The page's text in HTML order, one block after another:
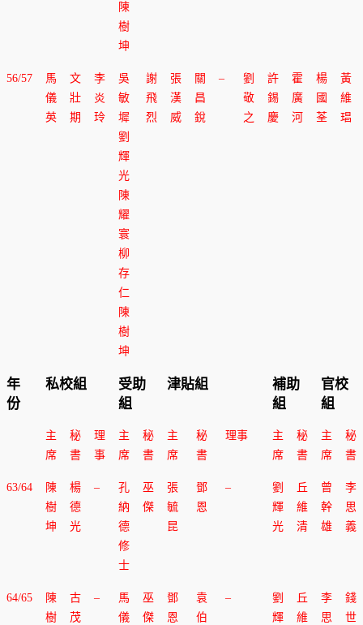
陳
樹
坤
56/57
馬
儀
英
文
壯
期
李
炎
玲
吳
敏
墀
劉
輝
光
陳
耀
寰
柳
存
仁
陳
樹
坤
謝
飛
烈
張
漢
威
關
昌
銳
–
劉
敬
之
許
錫
慶
霍
廣
河
楊
國
荃
黃
維
琩
年
份
私校組
受助
組
津貼組
補助
組
官校
組
主
席
秘
書
理
事
主
席
秘
書
主
席
秘
書
理事
主
席
秘
書
主
席
秘
書
63/64
陳
樹
坤
楊
德
光
–
孔
納
德
修
士
巫
傑
張
毓
昆
鄧
恩
–
劉
輝
光
丘
維
清
曾
幹
雄
李
思
義
64/65
陳
樹
古
茂
–
馬
儀
巫
傑
鄧
恩
袁
伯
–
劉
輝
丘
維
李
思
錢
世